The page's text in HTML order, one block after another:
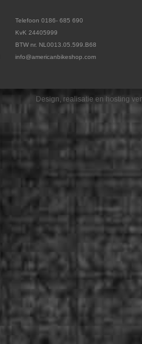
Telefoon 0186- 685 690
KvK 24405999
BTW nr. NL0013.05.599.B68
info@americanbikeshop.com
Design, realisatie en hosting